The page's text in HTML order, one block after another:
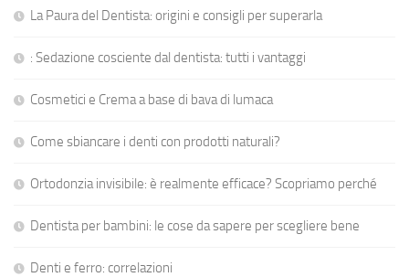
La Paura del Dentista: origini e consigli per superarla
: Sedazione cosciente dal dentista: tutti i vantaggi
Cosmetici e Crema a base di bava di lumaca
Come sbiancare i denti con prodotti naturali?
Ortodonzia invisibile: è realmente efficace? Scopriamo perché
Dentista per bambini: le cose da sapere per scegliere bene
Denti e ferro: correlazioni